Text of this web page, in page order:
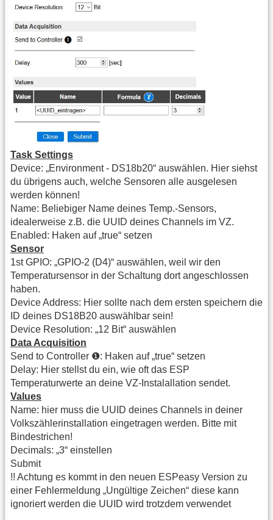
Task Settings
Device: „Environment - DS18b20“ auswählen. Hier siehst
du übrigens auch, welche Sensoren alle ausgelesen
werden können!
Name: Beliebiger Name deines Temp.-Sensors,
idealerweise z.B. die UUID deines Channels im VZ.
Enabled: Haken auf „true“ setzen
Sensor
1st GPIO: „GPIO-2 (D4)“ auswählen, weil wir den
Temperatursensor in der Schaltung dort angeschlossen
haben.
Device Address: Hier sollte nach dem ersten speichern die
ID deines DS18B20 auswählbar sein!
Device Resolution: „12 Bit“ auswählen
Data Acquisition
Send to Controller ❶: Haken auf „true“ setzen
Delay: Hier stellst du ein, wie oft das ESP
Temperaturwerte an deine VZ-Instalallation sendet.
Values
Name: hier muss die UUID deines Channels in deiner
Volkszählerinstallation eingetragen werden. Bitte mit
Bindestrichen!
Decimals: „3“ einstellen
Submit
!! Achtung es kommt in den neuen ESPeasy Version zu
einer Fehlermeldung „Ungültige Zeichen“ diese kann
ignoriert werden die UUID wird trotzdem verwendet